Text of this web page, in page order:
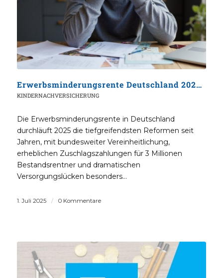
Erwerbsminderungsrente Deutschland 2025: Umfassender Familienberatungsleitfaden
KINDERNACHVERSICHERUNG
Die Erwerbsminderungsrente in Deutschland
durchläuft 2025 die tiefgreifendsten Reformen seit
Jahren, mit bundesweiter Vereinheitlichung,
erheblichen Zuschlagszahlungen für 3 Millionen
Bestandsrentner und dramatischen
Versorgungslücken besonders…
1. Juli 2025 / 0 Kommentare